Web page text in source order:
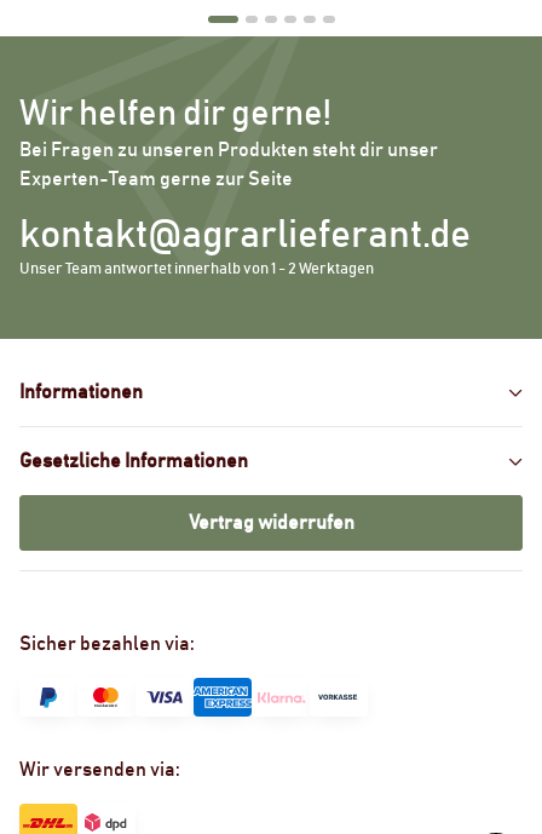
Wir helfen dir gerne!
Bei Fragen zu unseren Produkten steht dir unser
Experten-Team gerne zur Seite
kontakt@agrarlieferant.de
Unser Team antwortet innerhalb von 1 - 2 Werktagen
Informationen
Gesetzliche Informationen
Vertrag widerrufen
Sicher bezahlen via:
Wir versenden via: